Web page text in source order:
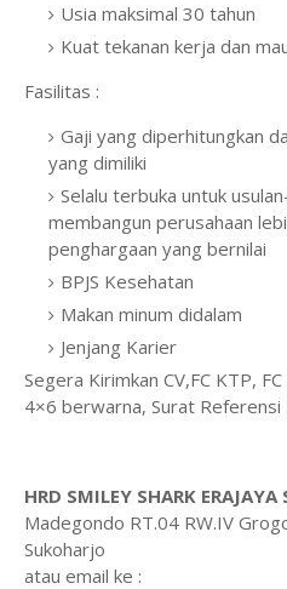
Usia maksimal 30 tahun
Kuat tekanan kerja dan
Fasilitas :
Gaji yang diperhitungkan
yang dimiliki
Selalu terbuka untuk
membangun perusahaan
penghargaan yang bernilai
BPJS Kesehatan
Makan minum didalam
Jenjang Karier
Segera Kirimkan CV,FC KTP,
4×6 berwarna, Surat Referensi
HRD SMILEY SHARK ERAJAYA
Madegondo RT.04 RW.IV
Sukoharjo
atau email ke :